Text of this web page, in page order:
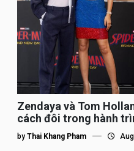
Zendaya và Tom
cách đôi trong hành
by Thai Khang Pham